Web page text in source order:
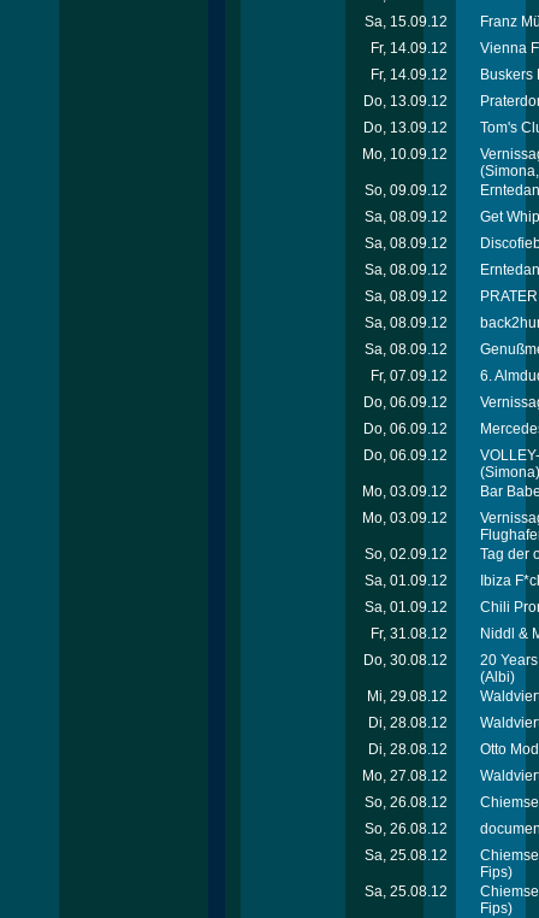
Sa, 15.09.12
Franz
Fr, 14.09.12
Vienna
Fr, 14.09.12
Buskers
Do, 13.09.12
Do, 13.09.12
Tom's
Mo, 10.09.12
So, 09.09.12
Sa, 08.09.12
Get
Sa, 08.09.12
Sa, 08.09.12
Sa, 08.09.12
Sa, 08.09.12
Sa, 08.09.12
Fr, 07.09.12
6.
Do, 06.09.12
Do, 06.09.12
Do, 06.09.12
(Simona)
Mo, 03.09.12
Bar
Mo, 03.09.12
So, 02.09.12
Tag der
Sa, 01.09.12
Ibiza
Sa, 01.09.12
Chili
Fr, 31.08.12
Niddl &
Do, 30.08.12
20
(Albi)
Mi, 29.08.12
Di, 28.08.12
Di, 28.08.12
Otto
Mo, 27.08.12
So, 26.08.12
So, 26.08.12
Sa, 25.08.12
Fips)
Sa, 25.08.12
Fips)